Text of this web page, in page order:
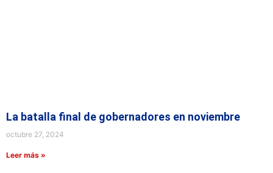
La batalla final de gobernadores en noviembre
octubre 27, 2024
Leer más »